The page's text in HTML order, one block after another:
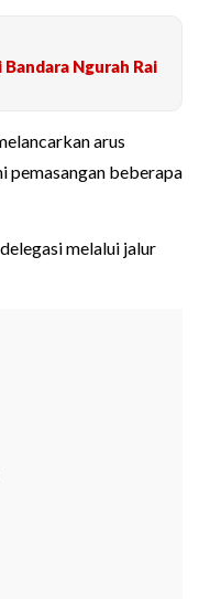
Ngurah Rai
arus
pemasangan beberapa
melalui jalur